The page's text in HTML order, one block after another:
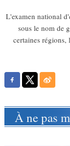
L'examen national
sous le nom de
certaines régions,
À ne pas